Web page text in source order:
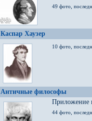
49 фото,
Каспар Хаузер
10 фото,
Античные философы
Приложение
44 фото,